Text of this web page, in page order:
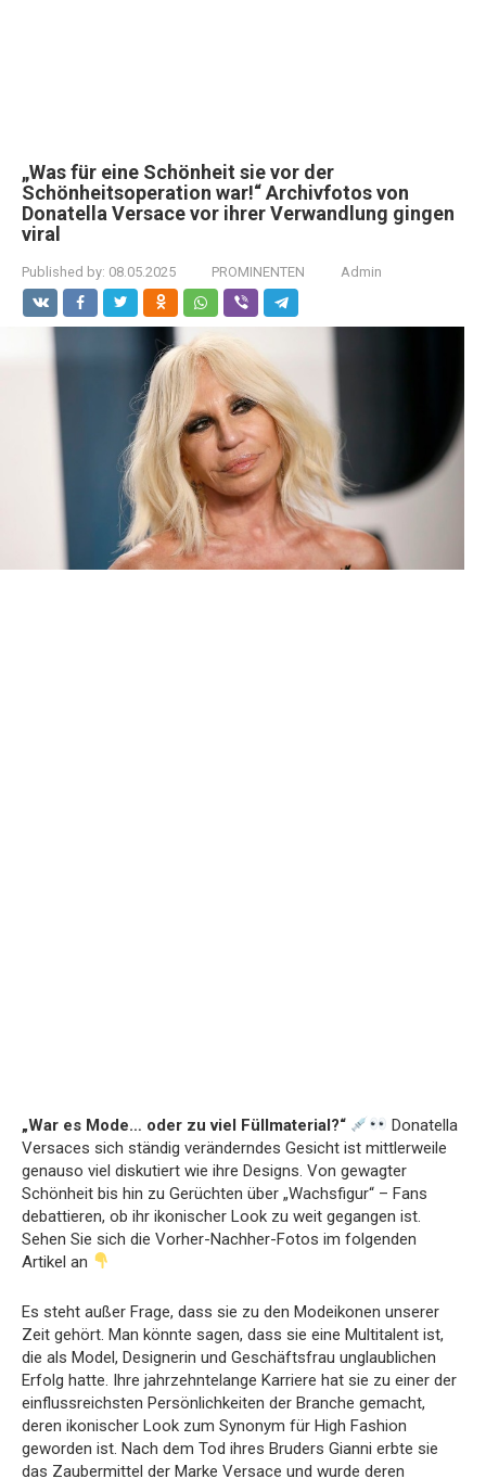
„Was für eine Schönheit sie vor der
Schönheitsoperation war!“ Archivfotos von
Donatella Versace vor ihrer Verwandlung gingen
viral
Published by: 08.05.2025 PROMINENTEN Admin
„War es Mode… oder zu viel Füllmaterial?“
Donatella
Versaces sich ständig veränderndes Gesicht ist mittlerweile
genauso viel diskutiert wie ihre Designs. Von gewagter
Schönheit bis hin zu Gerüchten über „Wachsfigur“ – Fans
debattieren, ob ihr ikonischer Look zu weit gegangen ist.
Sehen Sie sich die Vorher-Nachher-Fotos im folgenden
Artikel an
Es steht außer Frage, dass sie zu den Modeikonen unserer
Zeit gehört. Man könnte sagen, dass sie eine Multitalent ist,
die als Model, Designerin und Geschäftsfrau unglaublichen
Erfolg hatte. Ihre jahrzehntelange Karriere hat sie zu einer der
einflussreichsten Persönlichkeiten der Branche gemacht,
deren ikonischer Look zum Synonym für High Fashion
geworden ist. Nach dem Tod ihres Bruders Gianni erbte sie
das Zaubermittel der Marke Versace und wurde deren